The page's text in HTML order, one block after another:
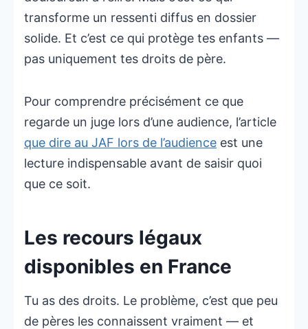
transforme un ressenti diffus en dossier
solide. Et c’est ce qui protège tes enfants —
pas uniquement tes droits de père.
Pour comprendre précisément ce que
regarde un juge lors d’une audience, l’article
que dire au JAF lors de l’audience est une
lecture indispensable avant de saisir quoi
que ce soit.
Les recours légaux
disponibles en France
Tu as des droits. Le problème, c’est que peu
de pères les connaissent vraiment — et